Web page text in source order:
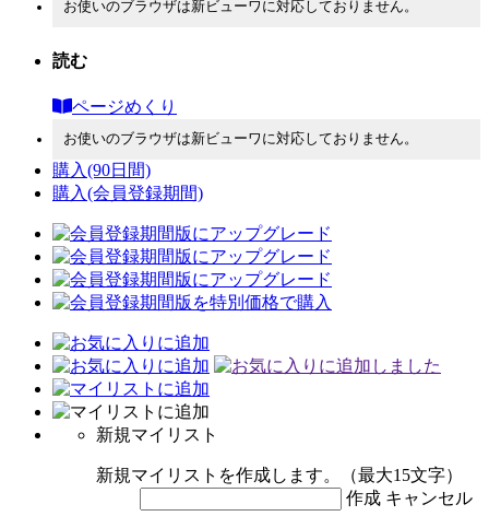
お使いのブラウザは新ビューワに対応しておりません。
読む
ページめくり
お使いのブラウザは新ビューワに対応しておりません。
購入(90日間)
購入(会員登録期間)
新規マイリスト
新規マイリストを作成します。（最大15文字）
作成 キャンセル